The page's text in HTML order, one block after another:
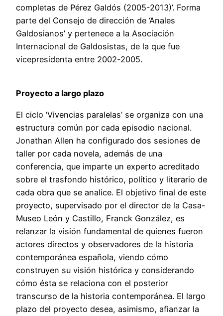
completas de Pérez Galdós (2005-2013)’. Forma
parte del Consejo de dirección de ‘Anales
Galdosianos’ y pertenece a la Asociación
Internacional de Galdosistas, de la que fue
vicepresidenta entre 2002-2005.
Proyecto a largo plazo
El ciclo ‘Vivencias paralelas’ se organiza con una
estructura común por cada episodio nacional.
Jonathan Allen ha configurado dos sesiones de
taller por cada novela, además de una
conferencia, que imparte un experto acreditado
sobre el trasfondo histórico, político y literario de
cada obra que se analice. El objetivo final de este
proyecto, supervisado por el director de la Casa-
Museo León y Castillo, Franck González, es
relanzar la visión fundamental de quienes fueron
actores directos y observadores de la historia
contemporánea española, viendo cómo
construyen su visión histórica y considerando
cómo ésta se relaciona con el posterior
transcurso de la historia contemporánea. El largo
plazo del proyecto desea, asimismo, afianzar la